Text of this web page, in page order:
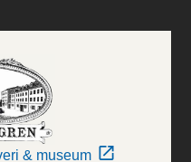
& museum